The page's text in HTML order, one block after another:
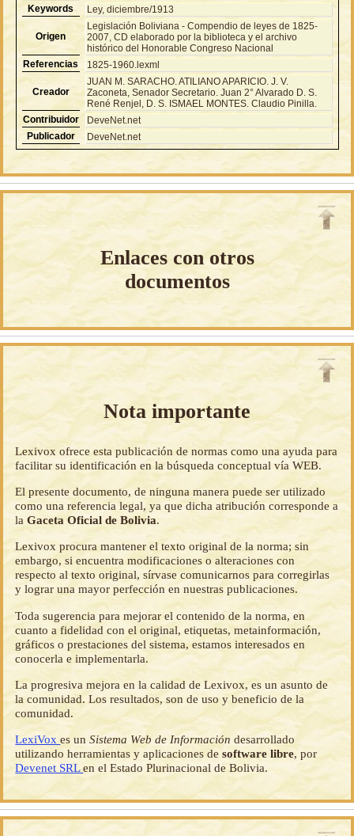
Keywords
Ley, diciembre/1913
Origen
Legislación Boliviana - Compendio de leyes de 1825-
2007, CD elaborado por la biblioteca y el archivo
histórico del Honorable Congreso Nacional
Referencias
1825-1960.lexml
Creador
JUAN M. SARACHO. ATILIANO APARICIO. J. V.
Zaconeta, Senador Secretario. Juan 2° Alvarado D. S.
René Renjel, D. S. ISMAEL MONTES. Claudio Pinilla.
Contribuidor
DeveNet.net
Publicador
DeveNet.net
Enlaces con otros
documentos
Nota importante
Lexivox ofrece esta publicación de normas como una ayuda para
facilitar su identificación en la búsqueda conceptual vía WEB.
El presente documento, de ninguna manera puede ser utilizado
como una referencia legal, ya que dicha atribución corresponde a
laGaceta Oficial de Bolivia.
Lexivox procura mantener el texto original de la norma; sin
embargo, si encuentra modificaciones o alteraciones con
respecto al texto original, sírvase comunicarnos para corregirlas
y lograr una mayor perfección en nuestras publicaciones.
Toda sugerencia para mejorar el contenido de la norma, en
cuanto a fidelidad con el original, etiquetas, metainformación,
gráficos o prestaciones del sistema, estamos interesados en
conocerla e implementarla.
La progresiva mejora en la calidad de Lexivox, es un asunto de
la comunidad. Los resultados, son de uso y beneficio de la
comunidad.
LexiVoxes unSistema Web de Información desarrollado
utilizando herramientas y aplicaciones desoftware libre, por
Devenet SRLen el Estado Plurinacional de Bolivia.